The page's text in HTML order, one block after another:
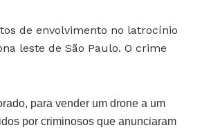
de envolvimento no latrocínio
leste de São Paulo. O crime
para vender um drone a um
por criminosos que anunciaram